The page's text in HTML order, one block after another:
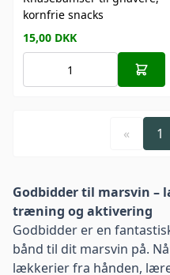
kornfrie snacks
15,00 DKK
« 1
Godbidder til marsvin –
træning og aktivering
Godbidder er en
bånd til dit marsvin på.
lækkerier fra hånden,